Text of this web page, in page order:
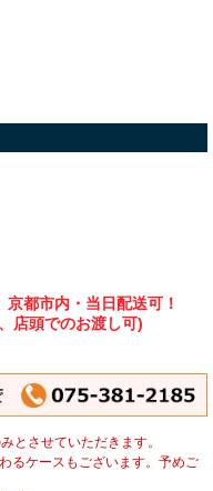
都市内・当日配送可！
店頭でのお渡し可)
とさせていただきます。
るケースもございます。予めご